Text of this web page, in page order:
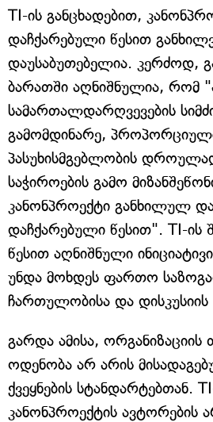
TI-ის განცხადებით,
დაჩქარებული წესით
დაუსაბუთებელია. კერძოდ,
ბარათში აღნიშნულია, რომ
სამართალდარღვევების
გამომდინარე,
პასუხისმგებლობის
საჭიროების გამო
კანონპროექტი განხილულ
დაჩქარებული წესით". TI-ის
წესით აღნიშნული
უნდა მოხდეს ფართო
ჩართულობისა და დისკუსიის
გარდა ამისა, ორგანიზაციის
ოდენობა არ არის
ქვეყნების სტანდარტებთან.
კანონპროექტის ავტორების